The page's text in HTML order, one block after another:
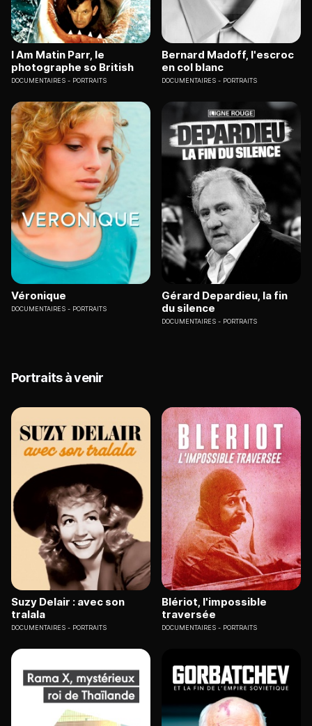
I Am Matin Parr, le
photographe so British
DOCUMENTAIRES PORTRAITS
Bernard Madoff, l'escroc
en col blanc
DOCUMENTAIRES PORTRAITS
Véronique
DOCUMENTAIRES PORTRAITS
Gérard Depardieu, la fin
du silence
DOCUMENTAIRES PORTRAITS
Portraits à venir
Suzy Delair : avec son
tralala
DOCUMENTAIRES PORTRAITS
Blériot, l'impossible
traversée
DOCUMENTAIRES PORTRAITS